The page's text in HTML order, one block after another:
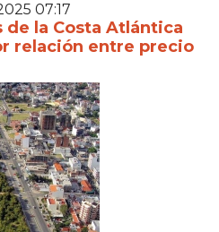
07:17
de la Costa Atlántica
relación entre precio